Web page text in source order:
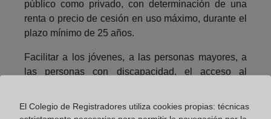
público como privado, con determinación de una
renta o precio de cesión en uso máximo, durante el
plazo mínimo de 25 años.
Facilitar a los jóvenes, a las personas mayores, a
las personas con discapacidad, el acceso al
el fomento de conjuntos residenciales con
El Colegio de Registradores utiliza cookies propias: técnicas